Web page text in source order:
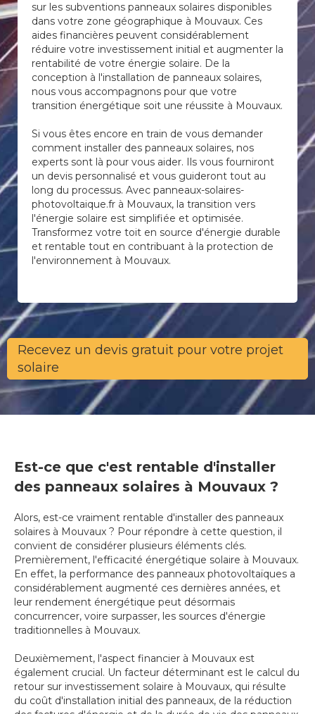
sur les subventions panneaux solaires disponibles
dans votre zone géographique à Mouvaux. Ces
aides financières peuvent considérablement
réduire votre investissement initial et augmenter la
rentabilité de votre énergie solaire. De la
conception à l'installation de panneaux solaires,
nous vous accompagnons pour que votre
transition énergétique soit une réussite à Mouvaux.
Si vous êtes encore en train de vous demander
comment installer des panneaux solaires, nos
experts sont là pour vous aider. Ils vous fourniront
un devis personnalisé et vous guideront tout au
long du processus. Avec panneaux-solaires-
photovoltaique.fr à Mouvaux, la transition vers
l'énergie solaire est simplifiée et optimisée.
Transformez votre toit en source d'énergie durable
et rentable tout en contribuant à la protection de
l'environnement à Mouvaux.
Recevez un devis gratuit pour votre projet
solaire
Est-ce que c'est rentable d'installer
des panneaux solaires à Mouvaux ?
Alors, est-ce vraiment rentable d'installer des panneaux
solaires à Mouvaux ? Pour répondre à cette question, il
convient de considérer plusieurs éléments clés.
Premièrement, l'efficacité énergétique solaire à Mouvaux.
En effet, la performance des panneaux photovoltaïques a
considérablement augmenté ces dernières années, et
leur rendement énergétique peut désormais
concurrencer, voire surpasser, les sources d'énergie
traditionnelles à Mouvaux.
Deuxièmement, l'aspect financier à Mouvaux est
également crucial. Un facteur déterminant est le calcul du
retour sur investissement solaire à Mouvaux, qui résulte
du coût d'installation initial des panneaux, de la réduction